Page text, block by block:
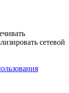
сетевой